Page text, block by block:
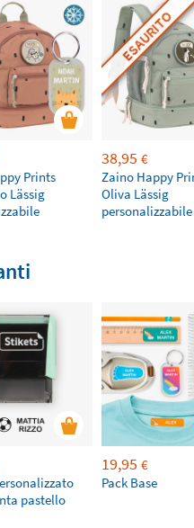
Prints
Lässig
ESAURITO
38,95 €
Zaino Happy
Oliva Lässig
personalizzabile
pastello
19,95 €
Pack Base